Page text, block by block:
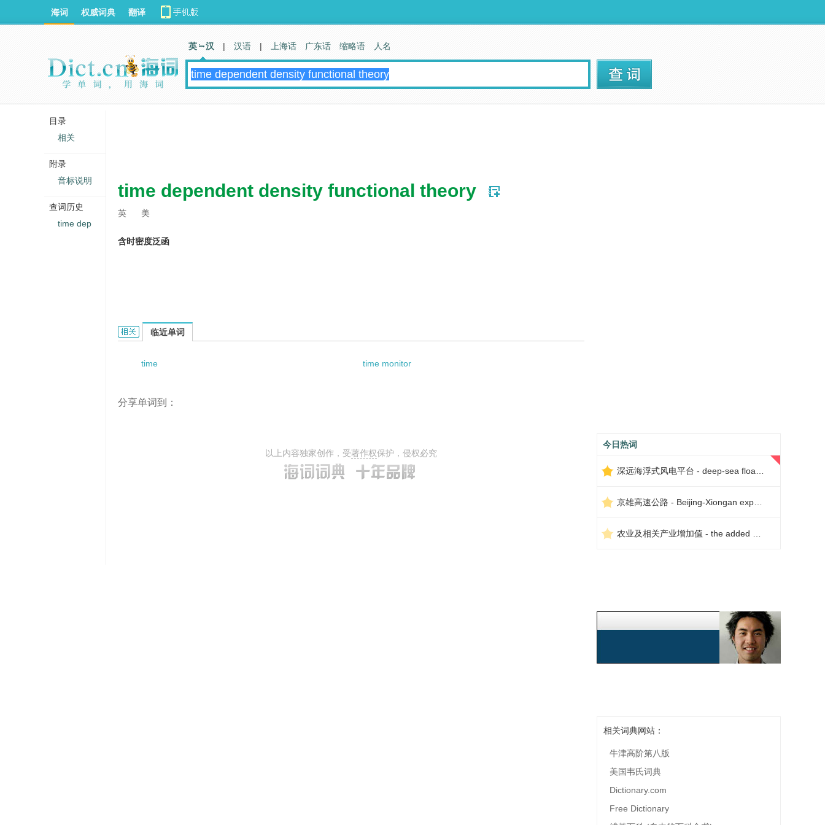
time dependent density functional theory
英 美
含时密度泛函
Time dependent density functional theory的相关资料：
临近单词
time time monitor
分享单词到：
以上内容独家创作，受著作权保护，侵权必究
今日热词
相关词典网站：
牛津高阶第八版
美国韦氏词典
Dictionary.com
Free Dictionary
海词 权威词典 翻译
英 汉 | 汉语 | 上海话 广东话 缩略语 人名
目录
相关
附录
音标说明
查词历史
time dep